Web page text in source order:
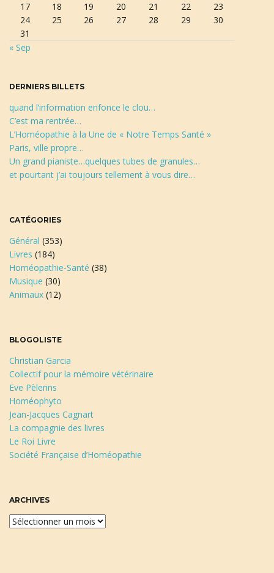
c
« Sep
17
18 19 20 21 22
23
24
25 26 27 28 29
30
31
DERNIERS BILLETS
quand l’information enfonce le clou…
C’est ma rentrée…
L’Homéopathie à la Une de « Notre Temps Santé »
Paris, ville propre…
Un grand pianiste…quelques tubes de granules…
et pourtant j’ai toujours tellement à vous dire…
CATÉGORIES
Général (353)
Livres (184)
Homéopathie-Santé (38)
Musique (30)
Animaux (12)
BLOGOLISTE
Christian Garcia
Collectif pour la mémoire vétérinaire
Eve Pèlerins
Homéophyto
Jean-Jacques Cagnart
La compagnie des livres
Le Roi Livre
Société Française d’Homéopathie
ARCHIVES
A